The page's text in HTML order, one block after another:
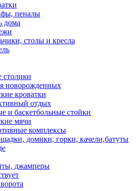
пеналы
дома
столы и кресла
столики
новорожденных
кроватки
отдых
и баскетбольные стойки
мячи
комплексы
домики, горки, качели,батуты
джамперы